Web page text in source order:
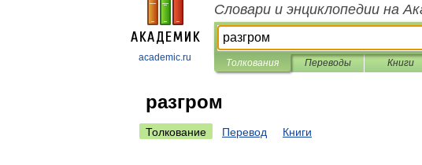
academic.ru
Словари и энциклопедии на
Толкования Переводы Книги
разгром
Толкование Перевод Книги